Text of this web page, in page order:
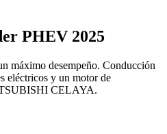
PHEV 2025
máximo desempeño. Conducción
eléctricos y un motor de
CELAYA.